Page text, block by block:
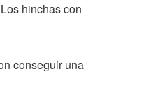
hinchas con
conseguir una